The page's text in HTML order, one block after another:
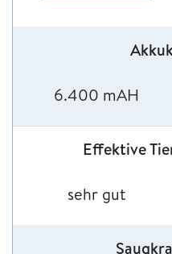
6.400 mAH
Effektive
sehr gut